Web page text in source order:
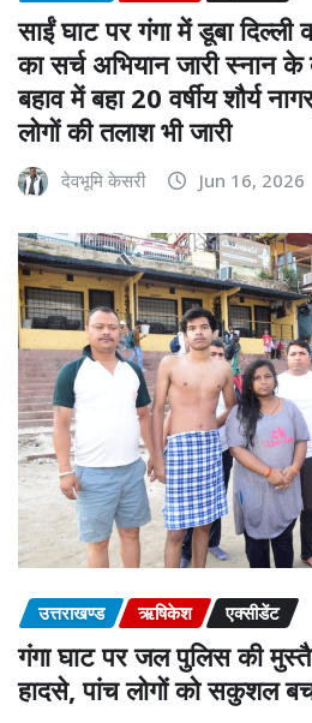
साईं घाट पर गंगा में डूबा
का सर्च अभियान जारी स्नान के
बहाव में बहा 20 वर्षीय शौर्य
लोगों की तलाश भी जारी
देवभूमि केसरी Jun 16, 2026
उत्तराखण्ड ऋषिकेश एक्सीडेंट
गंगा घाट पर जल पुलिस की
हादसे, पांच लोगों को सकुशल